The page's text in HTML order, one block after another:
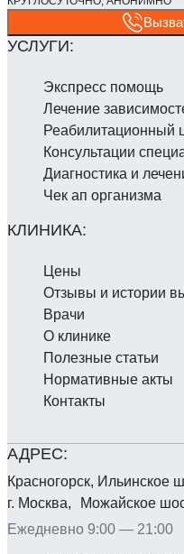
Красногорск, Ильинское
г. Москва, Можайское
Ежедневно 9:00 — 21:00
Экспресс помощь
Лечение
Реабилитаци­онный
Консультации
Диагностика и
Чек ап организма
Цены
Отзывы и истории
Врачи
О клинике
Полезные статьи
Нормативные акты
Контакты